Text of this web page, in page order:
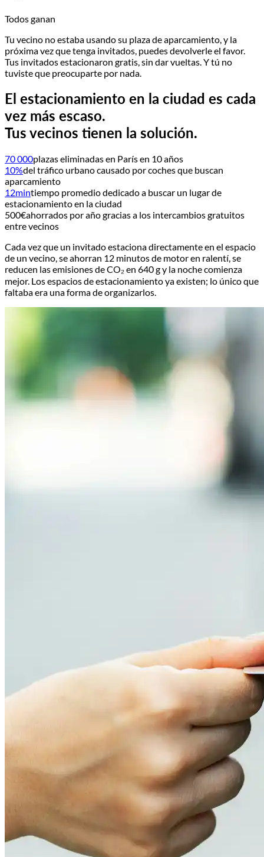
Paso 3
Tu vecino no estaba usando su plaza de aparcamiento, y la
próxima vez que tenga invitados, puedes devolverle el favor.
Tus invitados estacionaron gratis, sin dar vueltas. Y tú no
tuviste que preocuparte por nada.
El estacionamiento en la ciudad es cada
vez más escaso.
Tus vecinos tienen la solución.
70 000plazas eliminadas en París en 10 años
aparcamiento
12mintiempo promedio dedicado a buscar un lugar de
estacionamiento en la ciudad
500€ahorrados por año gracias a los intercambios gratuitos
entre vecinos
Cada vez que un invitado estaciona directamente en el espacio
de un vecino, se ahorran 12 minutos de motor en ralentí, se
reducen las emisiones de CO₂ en 640 g y la noche comienza